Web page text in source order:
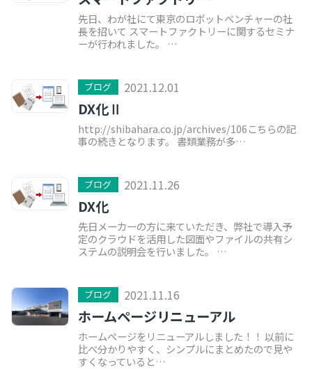
先日、わが社にて東京のロボットベンチャーの社
長を招いて スマートファクトリーに関するセミナ
ーが行われました。 …
ブログ 2021.12.01
DX化Ⅱ
http://shibahara.co.jp/archives/106こちらの記
事の続きとなります。 書類業務が多…
ブログ 2021.11.26
DX化
先日メーカーの方に来ていただき、弊社で導入予
定のクラウドを活用した図面やファイルの共有シ
ステムの説明会を行いました。 …
ブログ 2021.11.16
ホームページリニューアル
ホームページをリニューアルしました！！ 以前に
比べ分かりやすく、シンプルにまとめたので見や
すくなっていると…